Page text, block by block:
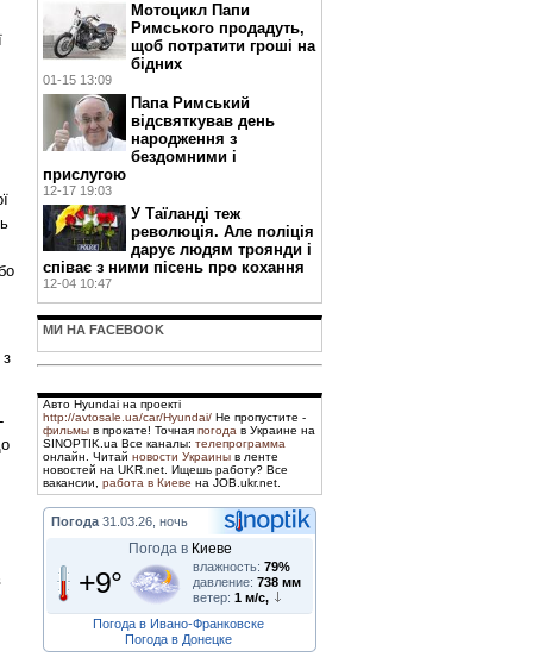
Мотоцикл Папи
Римського продадуть,
щоб потратити гроші на
бідних
01-15 13:09
Папа Римський
відсвяткував день
народження з
бездомними і
прислугою
12-17 19:03
У Таїланді теж
революція. Але поліція
дарує людям троянди і
співає з ними пісень про кохання
12-04 10:47
МИ НА FACEBOOK
Авто Hyundai на проекті
http://avtosale.ua/car/Hyundai/ Не пропустите -
фильмы в прокате! Точная погода в Украине на
SINOPTIK.ua Все каналы: телепрограмма
онлайн. Читай новости Украины в ленте
новостей на UKR.net. Ищешь работу? Все
вакансии, работа в Киеве на JOB.ukr.net.
Погода 31.03.26, ночь
Погода в Киеве
+9° влажность: 79%
давление: 738 мм
ветер: 1 м/с,
Погода в Ивано-Франковске
Погода в Донецке